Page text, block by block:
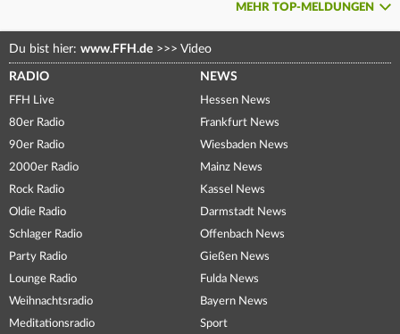
MEHR TOP-MELDUNGEN
Du bist hier: www.FFH.de >>> Video
RADIO
FFH Live
80er Radio
90er Radio
2000er Radio
Rock Radio
Oldie Radio
Schlager Radio
Party Radio
Lounge Radio
Weihnachtsradio
Meditationsradio
NEWS
Hessen News
Frankfurt News
Wiesbaden News
Mainz News
Kassel News
Darmstadt News
Offenbach News
Gießen News
Fulda News
Bayern News
Sport